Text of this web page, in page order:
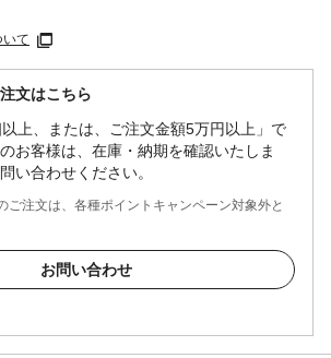
て
文はこちら
以上、または、ご注文金額5万円以上」で
お客様は、在庫・納期を確認いたしま
い合わせください。
注文は、各種ポイントキャンペーン対象外と
お問い合わせ